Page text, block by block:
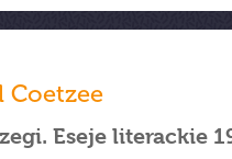
Coetzee
Eseje literackie